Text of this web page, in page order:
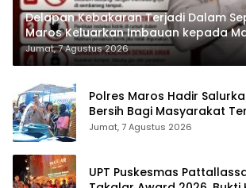
Delapan Kebakaran Terjadi Dalam
Maros Keluarkan Imbauan kepada
Jumat, 7 Agustus 2026
Polres Maros Hadir
Bersih Bagi Masyarakat
Air Bersih Di Maros
Jumat, 7 Agustus 2026
UPT Puskesmas